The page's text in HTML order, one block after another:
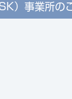
） 事業所の